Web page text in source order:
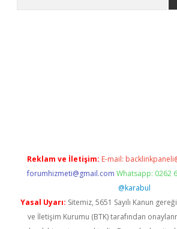
Reklam ve İletişim: E-mail:
forumhizmeti@gmail.com Whatsapp: 0262
@karabul
Yasal Uyarı: Sitemiz, 5651 Sayılı Kanun
ve İletişim Kurumu (BTK) tarafından